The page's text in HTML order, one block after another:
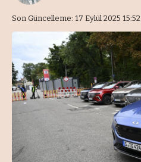
Son Güncelleme: 17 Eylül 2025 15:52